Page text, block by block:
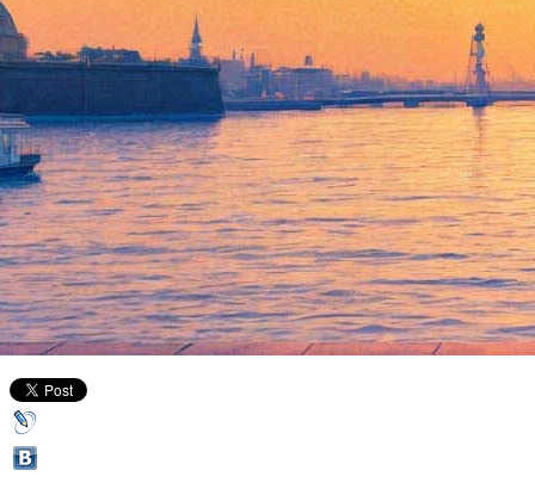
В Ахматовском саду
бесплатно покажут "Я
служил в охране Сталина"
09 июля 2016,18:11 Версия для печати